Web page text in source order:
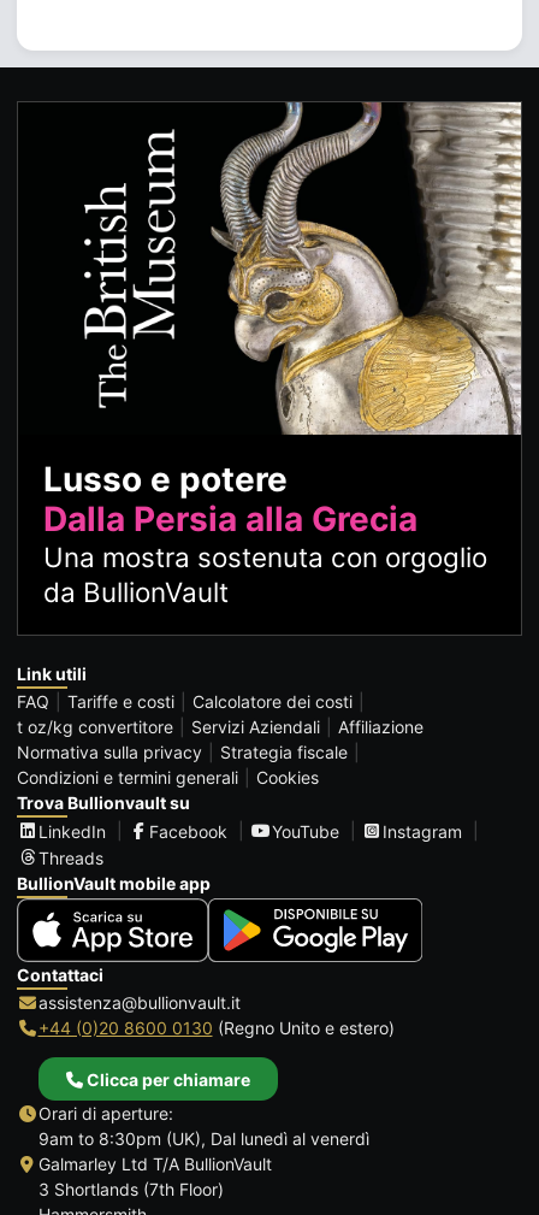
Lusso e potere
Dalla Persia alla Grecia
Una mostra sostenuta con orgoglio
da BullionVault
Link utili
FAQ
Tariffe e costi
Calcolatore dei costi
t oz/kg convertitore
Servizi Aziendali
Affiliazione
Normativa sulla privacy
Strategia fiscale
Condizioni e termini generali
Cookies
Trova Bullionvault su
LinkedIn
Facebook YouTube
Instagram
Threads
BullionVault mobile app
Contattaci
assistenza@bullionvault.it
+44 (0)20 8600 0130 (Regno Unito e estero)
Clicca per chiamare
Orari di aperture:
9am to 8:30pm (UK), Dal lunedì al venerdì
Galmarley Ltd T/A BullionVault
3 Shortlands (7th Floor)